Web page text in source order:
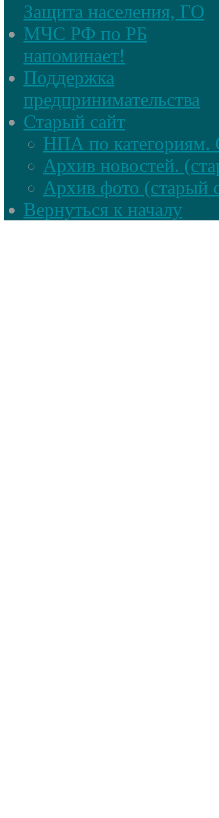
Защита населения, ГО
МЧС РФ по РБ
напоминает!
Поддержка
предпринимательства
Старый сайт
НПА по категориям.
Архив новостей.
Архив фото (старый
Вернуться к началу